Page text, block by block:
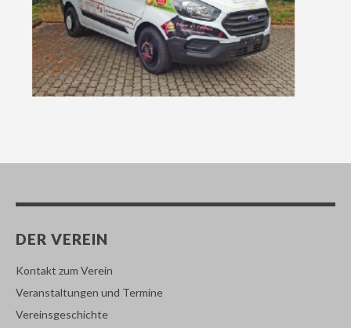
DER VEREIN
Kontakt zum Verein
Veranstaltungen und Termine
Vereinsgeschichte